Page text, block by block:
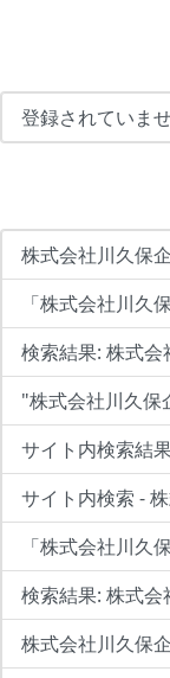
登録されていませ
株式会社川久保
「株式会社川久
検索結果: 株式
"株式会社川久保
サイト内検索結
サイト内検索 -
「株式会社川久
検索結果: 株式
株式会社川久保